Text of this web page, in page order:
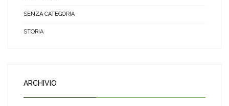
SENZA CATEGORIA
STORIA
ARCHIVIO